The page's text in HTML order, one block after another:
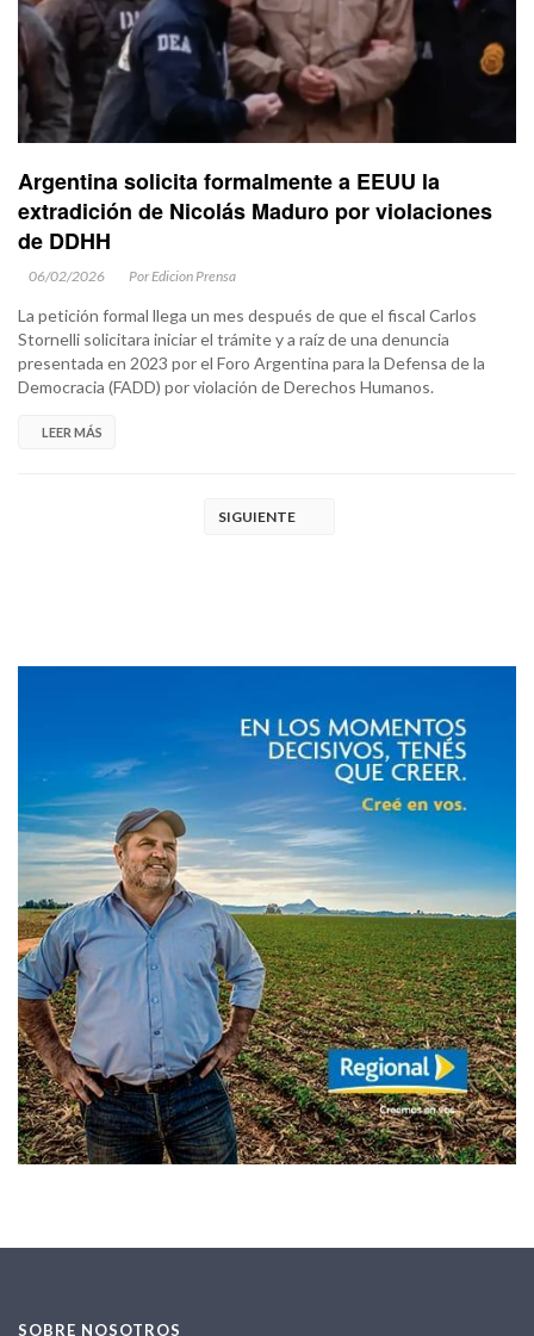
Argentina solicita formalmente a EEUU la
extradición de Nicolás Maduro por violaciones
de DDHH
06/02/2026 Por Edicion Prensa
La petición formal llega un mes después de que el fiscal Carlos
Stornelli solicitara iniciar el trámite y a raíz de una denuncia
presentada en 2023 por el Foro Argentina para la Defensa de la
Democracia (FADD) por violación de Derechos Humanos.
LEER MÁS
SIGUIENTE
SOBRE NOSOTROS